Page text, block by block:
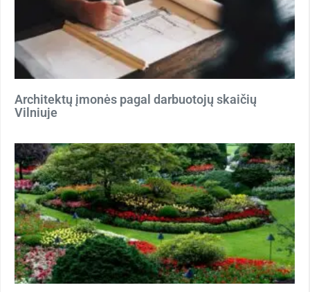
Architektų įmonės pagal darbuotojų skaičių
Vilniuje